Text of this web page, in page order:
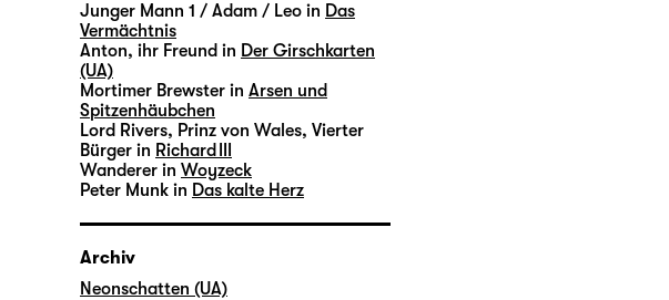
Junger Mann 1 / Adam / Leo in Das
Vermächtnis
Anton, ihr Freund in Der Girschkarten
(UA)
Mortimer Brewster in Arsen und
Spitzenhäubchen
Lord Rivers, Prinz von Wales, Vierter
Bürger in Richard III
Wanderer in Woyzeck
Peter Munk in Das kalte Herz
Archiv
Neonschatten (UA)